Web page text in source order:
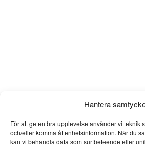
Hantera
För att ge en bra upplevelse använder vi teknik
och/eller komma åt enhetsinformation. När du
kan vi behandla data som surfbeteende eller